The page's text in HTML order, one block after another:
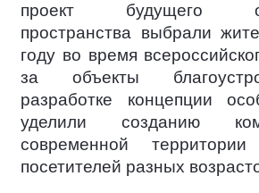
проект будущего
пространства выбрали
году во время
за объекты
разработке концепции
уделили созданию
современной
посетителей разных